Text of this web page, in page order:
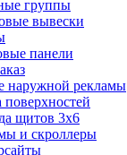
группы
вывески
панели
наружной рекламы
поверхностей
щитов 3х6
и скроллеры